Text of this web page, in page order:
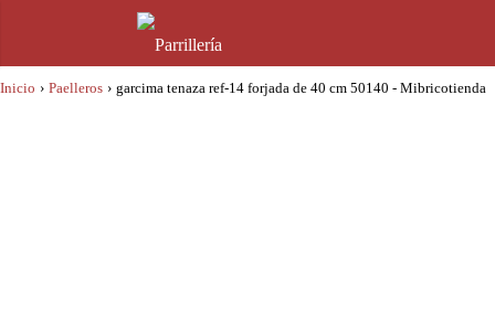
Inicio › Paelleros › garcima tenaza ref-14 forjada de 40 cm 50140 - Mibricotienda